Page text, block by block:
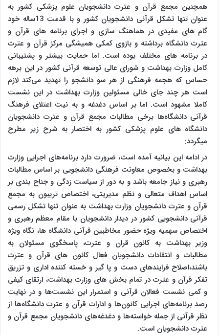
همچنین مجمع قرآن و عترت دانشجویان علوم پزشکی کشور به
عنوان تنها تشکل قرآنی دانشجویان کشور و با قدمت 13ساله خود
گام های مفیدی در هماهنگ سازی و اجرای برنامه های قرآن و
عترت دانشگاه برداشته و بازوی کمکی همیشگی مرکز قرآن و عترت
در برنامه های مختلف بوده است. اما حمایت بیشتر و پشتیبانی
کامل وزارت بهداشت و شورای عالی توسعه قرآنی کشور در این برهه
حساس که هجمه فرهنگی از هر سو دانشجو را تهدید می‌کند لازم
است هر چند جای خالی مسئولین وزارت بهداشت در این نشست
کاملا مشهود است. اما بر اساس دغدغه و به نیت اعتلای فرهنگ
قرآنی دانشگاه‌ها برخی مطالبات مجمع قرآن و عترت دانشجویان
دانشگاه های علوم پزشکی کشور به اختصار به شرح زیر مطرح
میگردد:
در ادامه این بیانیه آمده است، ضرورت دارد برنامه‌های اجرایی وزارت
بهداشت و بخصوص معاونت فرهنگی دانشجویی بر اساس مطالبات
رهبری و نیاز جامعه باشد و به دور از سیاست زدگی و جناح بندی بر
اساس اهداف متعالی و نظم مدیریتی، اختصاص تریبون به مجمع
قرآن و عترت دانشجویان وزارت بهداشت به عنوان تنها تشکل رسمی
قرآنی دانشجویی کشور در دیدار دانشجویان با مقام معظم رهبری و
اختصاص سهمیه ویژه حضور مخاطبین قرآنی دانشگاه ها،‌ نگاه ویژه
وزیر بهداشت به کانون قران و عترت، پاسخگوی مسئولان به
مطالبات و انتقادات دانشجویان فعال کانون های قرآن و عترت
باشند،اصلاح فرایندهای دست و پا گیر و خسته کننده اداری و تزریق
تفکر قرآن و عترت در تمام بخش های وزارت بهداشت، ارتقای کیفی
و کمی نشست فعالان قرآنی و استمرار این نشست‌ها و در نهایت
رصد برنامه‌های اجرایی کانون‌ها و ادارات قرآن و عترت دانشگاه‌ها از
نظر قرآنی از جمله خواسته‌ها و دغدغه‌های دانشجویان مجمع قرآن و
عترت دانشجویان است.